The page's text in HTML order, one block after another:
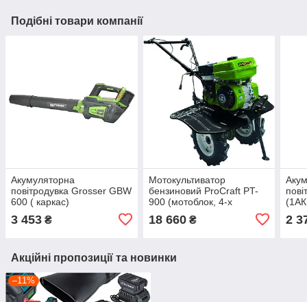
Подібні товари компанії
Акумуляторна
повітродувка Grosser GBW
600 ( каркас)
3 453 ₴
Мотокультиватор
бензиновий ProCraft PT-
900 (мотоблок, 4-х
л.с., ширина обробки
18 660₴ 2
Акційні пропозиції та новинки
–11%